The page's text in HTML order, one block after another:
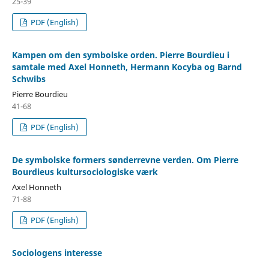
PDF (English)
Kampen om den symbolske orden. Pierre Bourdieu i
samtale med Axel Honneth, Hermann Kocyba og Barnd
Schwibs
Pierre Bourdieu
41-68
PDF (English)
De symbolske formers sønderrevne verden. Om Pierre
Bourdieus kultursociologiske værk
Axel Honneth
71-88
PDF (English)
Sociologens interesse